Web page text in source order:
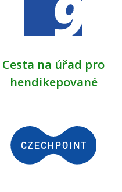
Cesta na úřad pro
hendikepované